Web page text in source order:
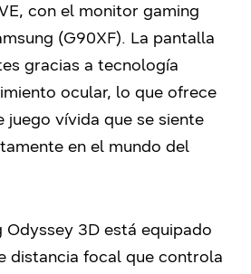
con el monitor gaming
(G90XF). La pantalla
gracias a tecnología
ocular, lo que ofrece
juego vívida que se siente
en el mundo del
3D está equipado
distancia focal que controla